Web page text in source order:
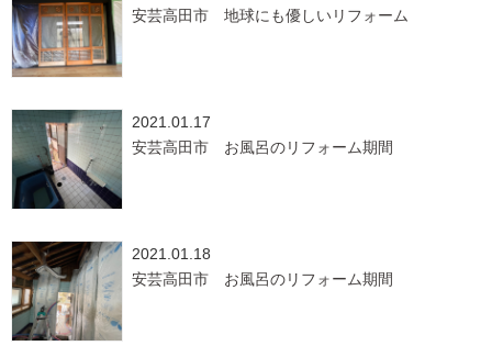
安芸高田市 地球にも優しいリフォーム
2021.01.17
安芸高田市 お風呂のリフォーム期間
2021.01.18
安芸高田市 お風呂のリフォーム期間